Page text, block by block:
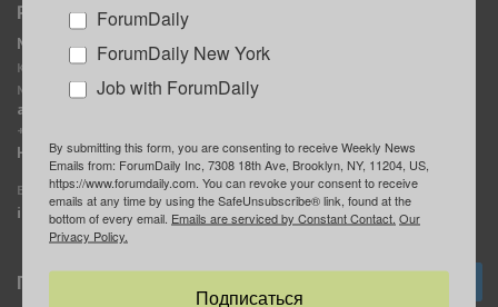
Реклама
MediaKit
Контактное лицо:
Марина Баранчук
ad@forumdaily.com
+1 347-604-1261
Наши рекламодатели
E-mail редакции:
info@forumdaily.com
Группа “ИЩУ СОВЕТА”
ForumDaily
Подписка
ForumDaily
ForumDaily New York
Job with ForumDaily
By submitting this form, you are consenting to receive Weekly News
Emails from: ForumDaily Inc, 7308 18th Ave, Brooklyn, NY, 11204, US,
https://www.forumdaily.com. You can revoke your consent to receive
emails at any time by using the SafeUnsubscribe® link, found at the
bottom of every email. Emails are serviced by Constant Contact. Our
Privacy Policy.
Подписаться